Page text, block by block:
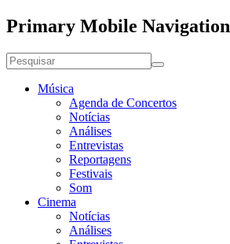
Primary Mobile Navigation
Música
Agenda de Concertos
Notícias
Análises
Entrevistas
Reportagens
Festivais
Som
Cinema
Notícias
Análises